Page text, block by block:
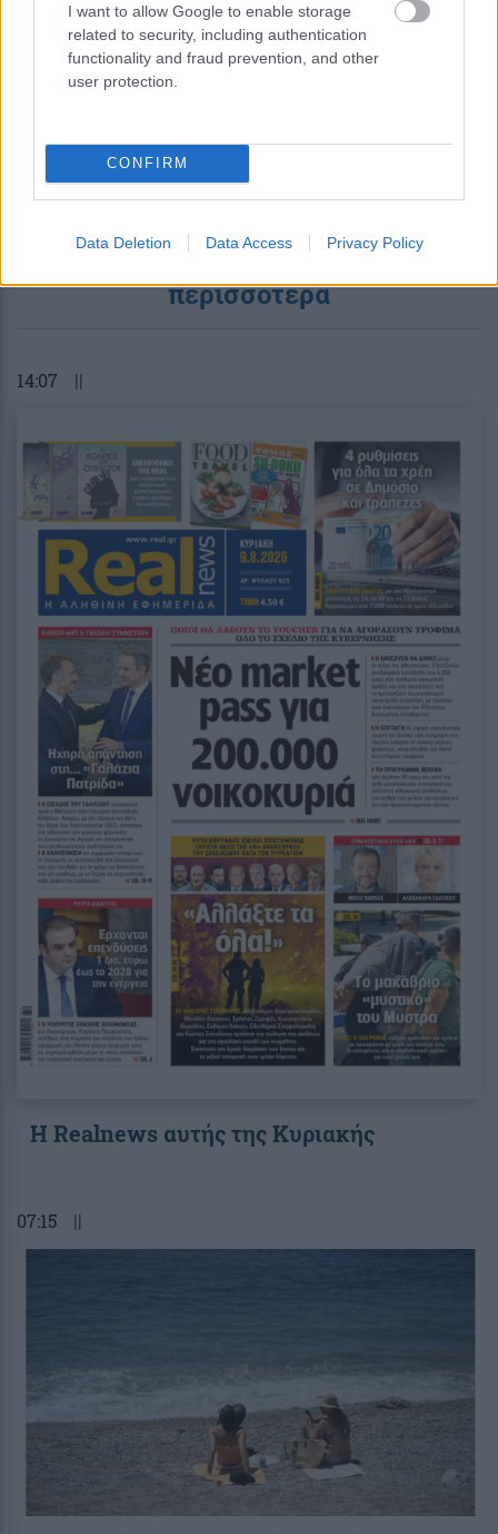
I want to allow Google to enable storage
related to security, including authentication
functionality and fraud prevention, and other
user protection.
CONFIRM
Data Deletion Data Access Privacy Policy
ελληνική μυθολογία; Μπορείτε να
απαντήσετε σωστά και στις 3
ερωτήσεις;
περισσότερα
14:07 ||
Η Realnews αυτής της Κυριακής
07:15 ||